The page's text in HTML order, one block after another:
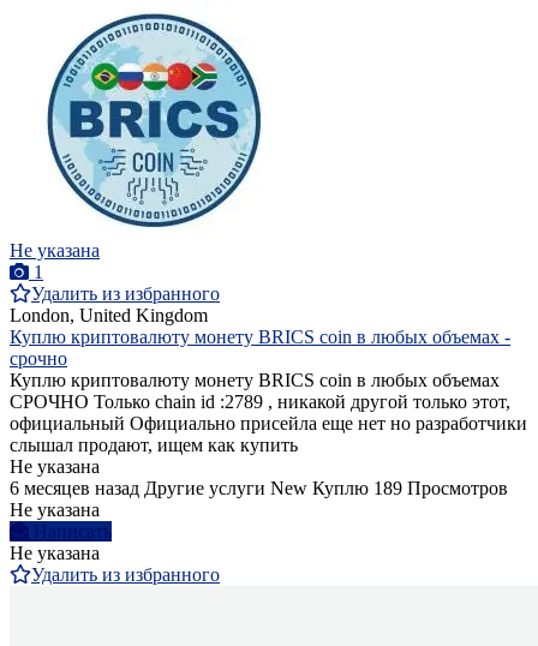
Не указана
1
Удалить из избранного
London, United Kingdom
Куплю криптовалюту монету BRICS coin в любых объемах -
срочно
Куплю криптовалюту монету BRICS coin в любых объемах
СРОЧНО Только chain id :2789 , никакой другой только этот,
официальный Официально присейла еще нет но разработчики
слышал продают, ищем как купить
Не указана
6 месяцев назад Другие услуги New Куплю 189 Просмотров
Не указана
Написать
Не указана
Удалить из избранного